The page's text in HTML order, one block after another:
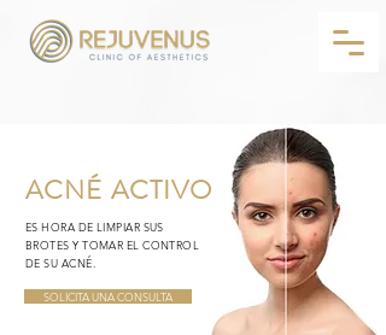
ACNÉ ACTIVO
ES HORA DE LIMPIAR SUS
BROTES Y TOMAR EL CONTROL
DE SU ACNÉ.
SOLICITA UNA CONSULTA